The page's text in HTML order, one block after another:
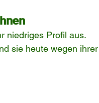
niedriges Profil aus.
sie heute wegen ihrer